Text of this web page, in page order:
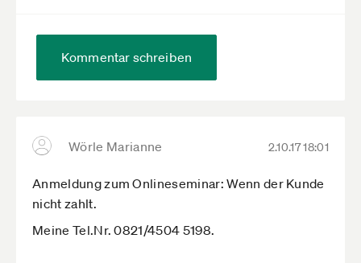
Kommentar schreiben
Wörle Marianne 2.10.17 18:01
Anmeldung zum Onlineseminar: Wenn der Kunde
nicht zahlt.
Meine Tel.Nr. 0821/4504 5198.